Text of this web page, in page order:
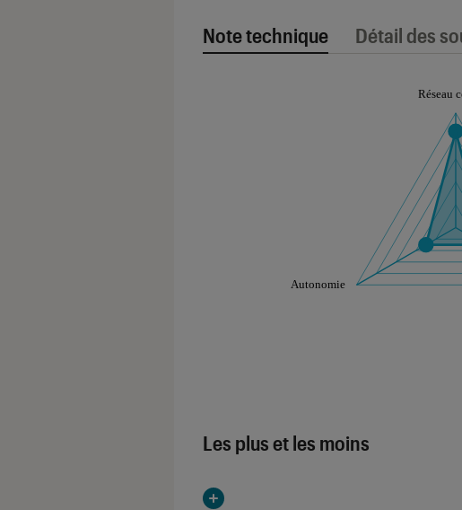
Note technique Détail des
Les plus et les moins